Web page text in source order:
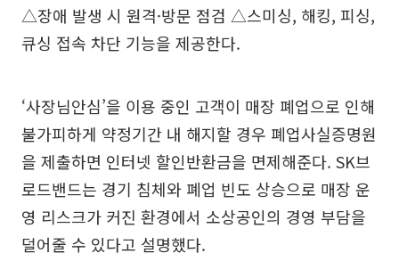
△장애 발생 시 원격·방문 점검 △스미싱, 해킹, 피싱,
큐싱 접속 차단 기능을 제공한다.
‘사장님안심’을 이용 중인 고객이 매장 폐업으로 인해
불가피하게 약정기간 내 해지할 경우 폐업사실증명원
을 제출하면 인터넷 할인반환금을 면제해준다. SK브
로드밴드는 경기 침체와 폐업 빈도 상승으로 매장 운
영 리스크가 커진 환경에서 소상공인의 경영 부담을
덜어줄 수 있다고 설명했다.